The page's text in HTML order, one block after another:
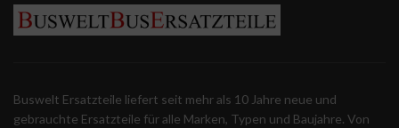
Buswelt Ersatzteile liefert seit mehr als 10 Jahre neue und
gebrauchte Ersatzteile für alle Marken, Typen und Baujahre. Von